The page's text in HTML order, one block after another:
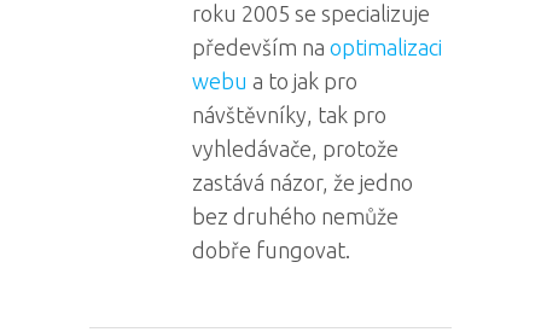
roku 2005 se specializuje
především na optimalizaci
webu a to jak pro
návštěvníky, tak pro
vyhledávače, protože
zastává názor, že jedno
bez druhého nemůže
dobře fungovat.